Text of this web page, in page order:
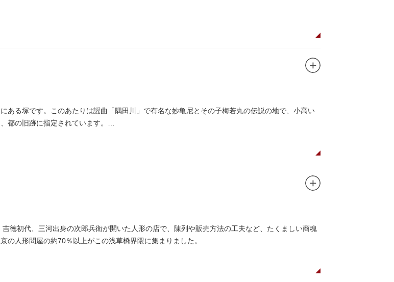
ある塚です。このあたりは謡曲「隅田川」で有名な妙亀尼とその子梅若丸の伝説の地で、小高い
都の旧跡に指定されています。
には「弘安十一年戊子五月二十二日孝子敬白」と刻まれており、区内でも古いものです。しかし
境内には梅若にちなむ梅若塚（都旧跡）があり、この妙亀塚と相対するものと考えられていま
徳初代、三河出身の次郎兵衛が開いた人形の店で、陳列や販売方法の工夫など、たくましい商魂
の人形問屋の約70％以上がこの浅草橋界隈に集まりました。